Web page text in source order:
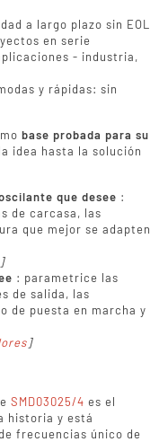
a largo plazo sin EOL
en serie
- industria,
y rápidas: sin
base probada para su
idea hasta la solución
que desee :
de carcasa, las
que mejor se adapten
: parametrice las
de salida, las
de puesta en marcha y
]
SMD03025/4 es el
historia y está
frecuencias único de